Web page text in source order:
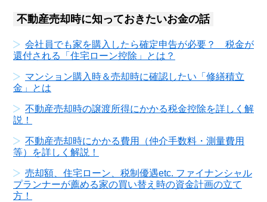
不動産売却時に知っておきたいお金の話
会社員でも家を購入したら確定申告が必要？ 税金が
還付される「住宅ローン控除」とは？
マンション購入時＆売却時に確認したい「修繕積立
金」とは
不動産売却時の譲渡所得にかかる税金控除を詳しく解
説！
不動産売却時にかかる費用（仲介手数料・測量費用
等）を詳しく解説！
売却額、住宅ローン、税制優遇etc. ファイナンシャル
プランナーが薦める家の買い替え時の資金計画の立て
方！